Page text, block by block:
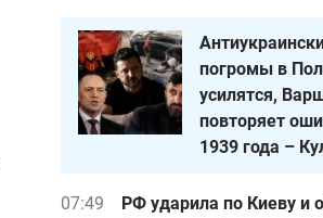
погромы в
усилятся,
повторяет
1939 года –
07:49
РФ ударила по Киеву и